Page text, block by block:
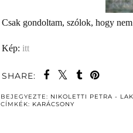
Csak gondoltam, szólok, hogy
Kép: itt
SHARE:
BEJEGYEZTE: NIKOLETTI PETRA -
CÍMKÉK: KARÁCSONY